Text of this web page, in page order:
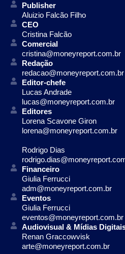
Publisher
Aluizio Falcão Filho
CEO
Cristina Falcão
Comercial
cristina@moneyreport.com.br
Redação
redacao@moneyreport.com.br
Editor-chefe
Lucas Andrade
lucas@moneyreport.com.br
Editores
Lorena Scavone Giron
lorena@moneyreport.com.br
Rodrigo Dias
Financeiro
Giulia Ferrucci
adm@moneyreport.com.br
Eventos
Giulia Ferrucci
eventos@moneyreport.com.br
Audiovisual & Mídias
Renan Graccowvisk
arte@moneyreport.com.br